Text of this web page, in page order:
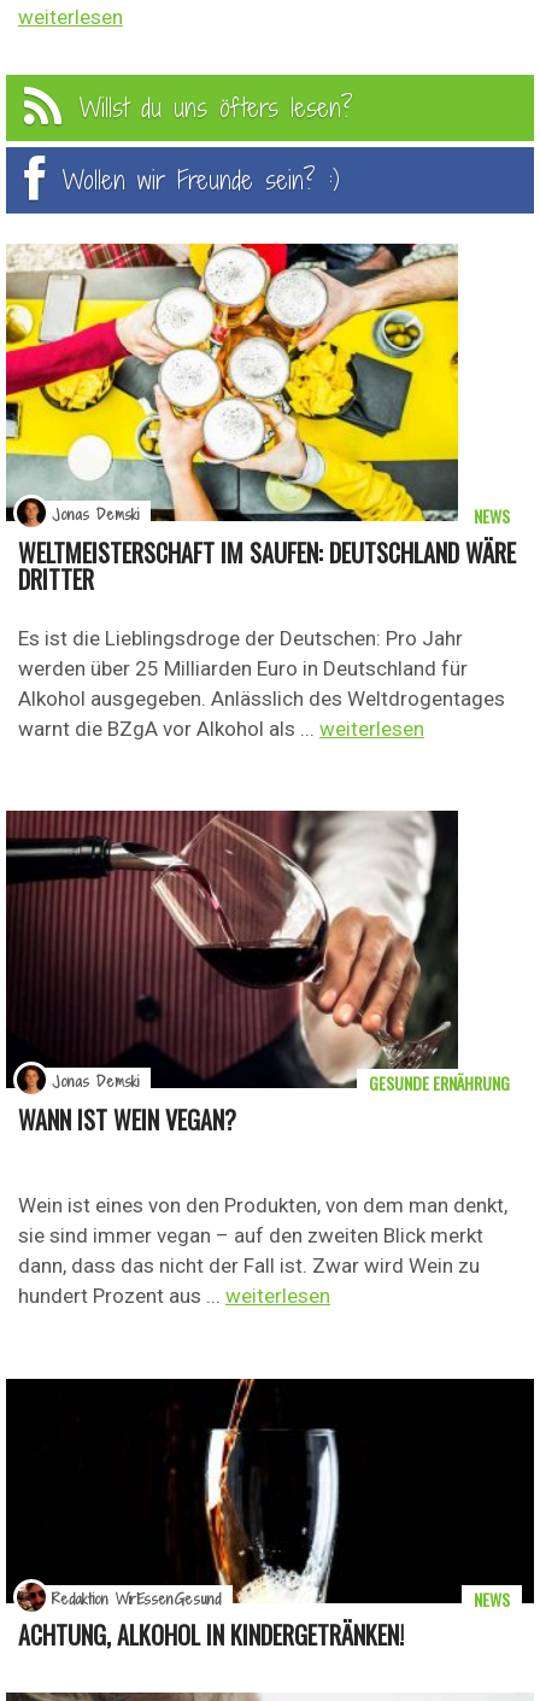
weiterlesen
Willst du uns öfters lesen?
Wollen wir Freunde sein? :)
WELTMEISTERSCHAFT IM SAUFEN: DEUTSCHLAND WÄRE
DRITTER
Es ist die Lieblingsdroge der Deutschen: Pro Jahr
werden über 25 Milliarden Euro in Deutschland für
Alkohol ausgegeben. Anlässlich des Weltdrogentages
warnt die BZgA vor Alkohol als ... weiterlesen
NEWS
Jonas Demski
WANN IST WEIN VEGAN?
Wein ist eines von den Produkten, von dem man denkt,
sie sind immer vegan – auf den zweiten Blick merkt
dann, dass das nicht der Fall ist. Zwar wird Wein zu
hundert Prozent aus ... weiterlesen
GESUNDE ERNÄHRUNG
Jonas Demski
ACHTUNG, ALKOHOL IN KINDERGETRÄNKEN!
NEWS
Redaktion WirEssenGesund